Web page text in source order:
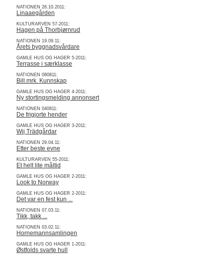
NATIONEN 26.10.2011:
Linaaegården
KULTURARVEN 57-2011:
Hagen på Thorbjørnrud
NATIONEN 19.09.11:
Årets byggnadsvårdare
GAMLE HUS OG HAGER 5-2011:
Terrasse i særklasse
NATIONEN 080811:
Bill.mrk. Kunnskap
GAMLE HUS OG HAGER 4-2011:
Ny stortingsmelding annonsert
NATIONEN 040811:
De frigjorte hender
GAMLE HUS OG HAGER 3-2011:
Wij Trädgårdar
NATIONEN 29.04.11:
Etter beste evne
KULTURARVEN 55-2011:
Et helt lite måltid
GAMLE HUS OG HAGER 2-2011:
Look to Norway
GAMLE HUS OG HAGER 2-2011:
Det var en fest kun ...
NATIONEN 07.03.11:
Tikk, takk ...
NATIONEN 03.02.11:
Hornemannsamlingen
GAMLE HUS OG HAGER 1-2011:
Østfolds svarte hull